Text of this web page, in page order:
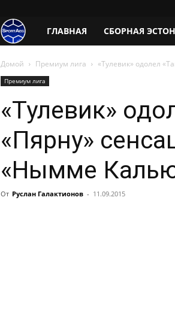
SportAeg.EE
ГЛАВНАЯ СБОРНАЯ
Домой Премиум лига «Тулевик» одолел
Премиум лига
«Тулевик»
«Пярну»
«Нымме
От Руслан Галактионов - 11.09.2015